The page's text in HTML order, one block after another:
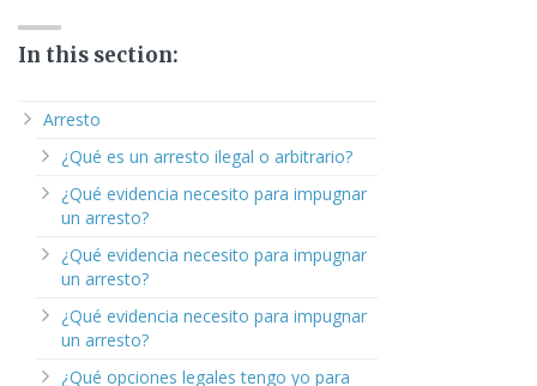
In this section:
Arresto
¿Qué es un arresto ilegal o arbitrario?
¿Qué evidencia necesito para impugnar
un arresto?
¿Qué evidencia necesito para impugnar
un arresto?
¿Qué evidencia necesito para impugnar
un arresto?
¿Qué opciones legales tengo yo para